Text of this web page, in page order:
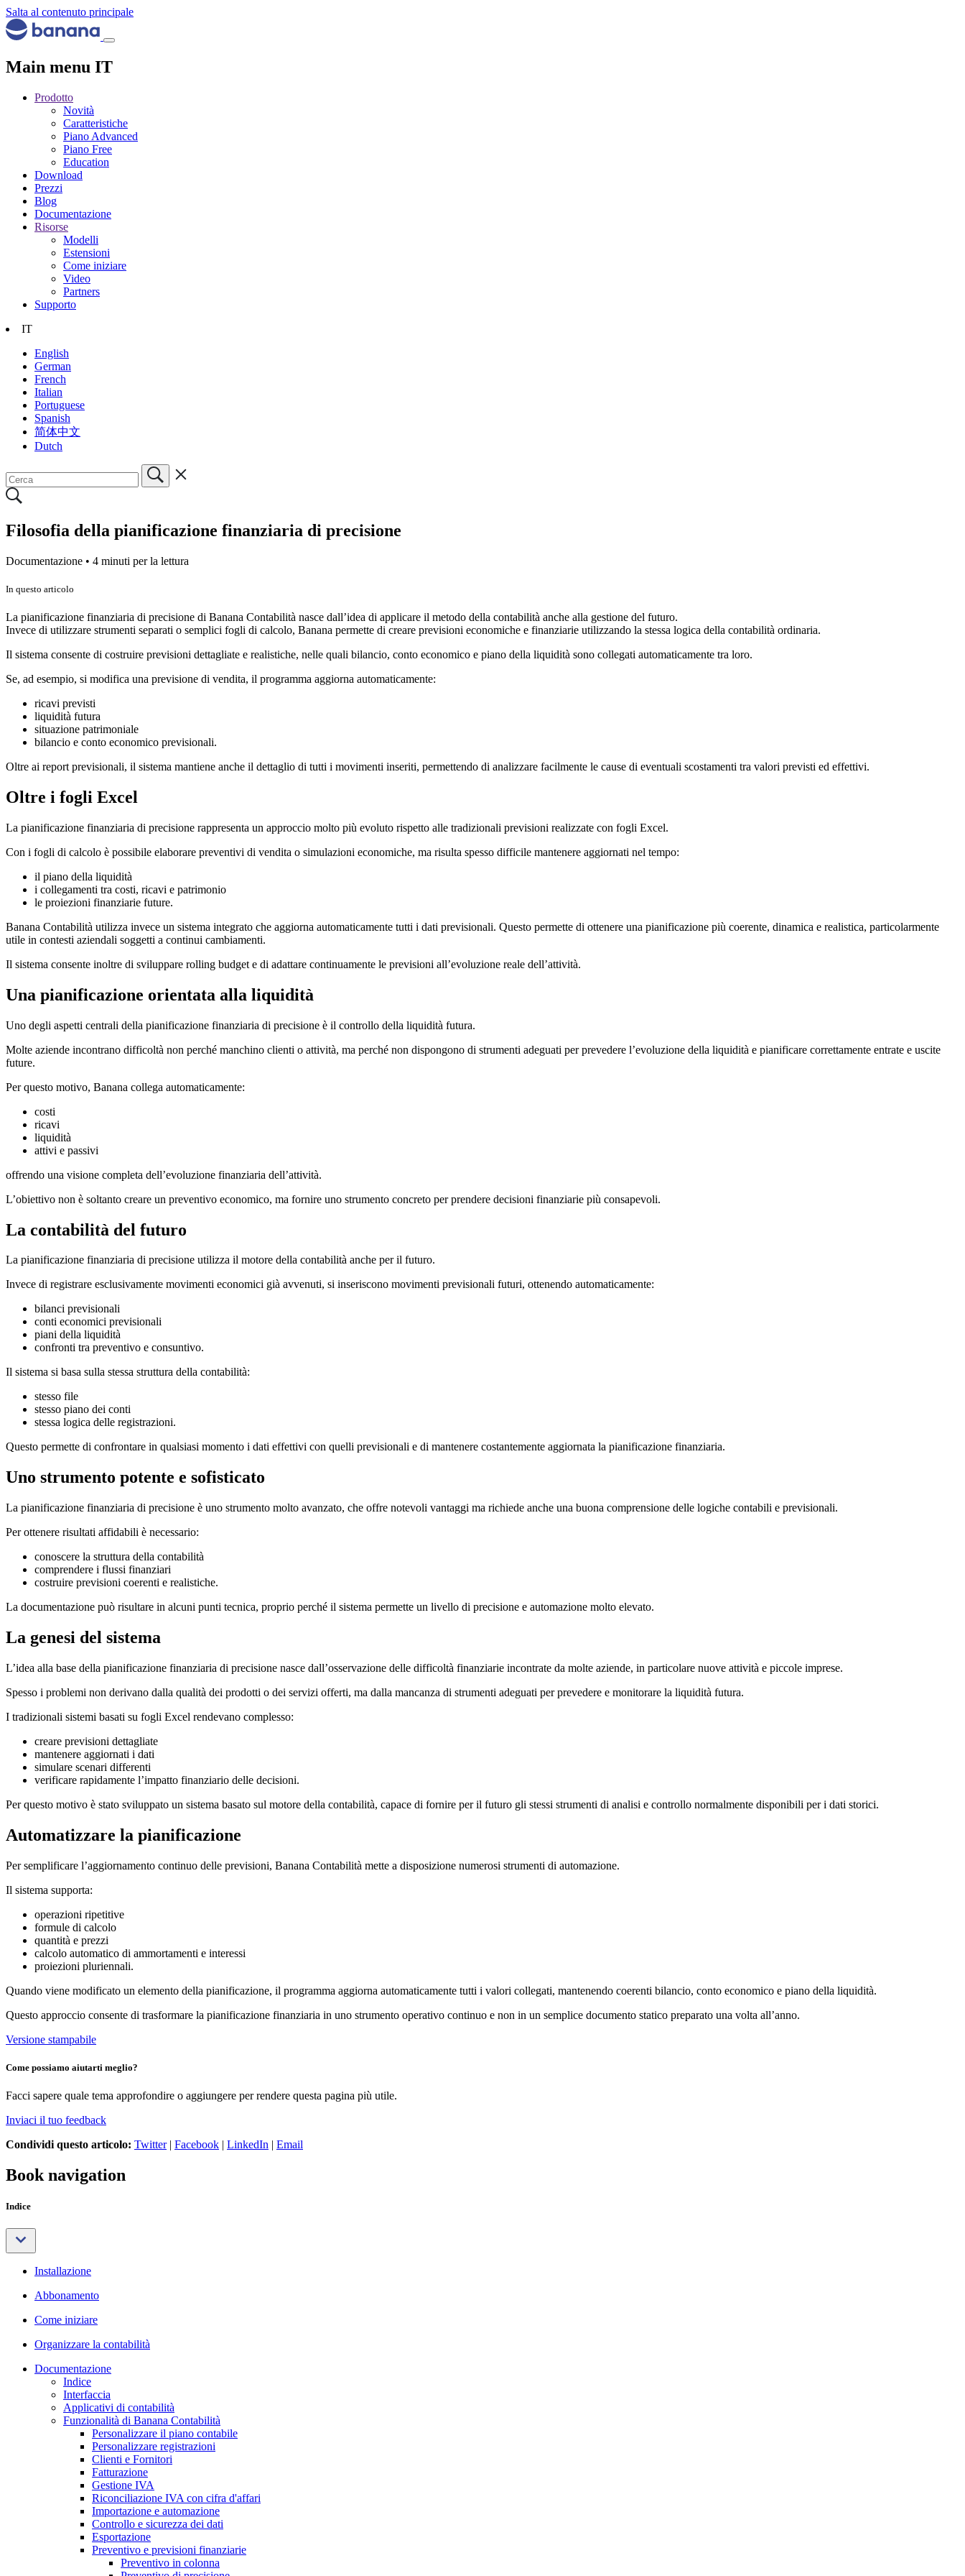
Salta al contenuto principale
Main menu IT
Prodotto
Novità
Caratteristiche
Piano Advanced
Piano Free
Education
Download
Prezzi
Blog
Documentazione
Risorse
Modelli
Estensioni
Come iniziare
Video
Partners
Supporto
IT
English
German
French
Italian
Portuguese
Spanish
简体中文
Dutch
Filosofia della pianificazione finanziaria di precisione
Documentazione • 4 minuti per la lettura
In questo articolo
La pianificazione finanziaria di precisione di Banana Contabilità nasce dall’idea di applicare il metodo della contabilità anche alla gestione del futuro.
Invece di utilizzare strumenti separati o semplici fogli di calcolo, Banana permette di creare previsioni economiche e finanziarie utilizzando la stessa logica della contabilità ordinaria.
Il sistema consente di costruire previsioni dettagliate e realistiche, nelle quali bilancio, conto economico e piano della liquidità sono collegati automaticamente tra loro.
Se, ad esempio, si modifica una previsione di vendita, il programma aggiorna automaticamente:
ricavi previsti
liquidità futura
situazione patrimoniale
bilancio e conto economico previsionali.
Oltre ai report previsionali, il sistema mantiene anche il dettaglio di tutti i movimenti inseriti, permettendo di analizzare facilmente le cause di eventuali scostamenti tra valori previsti ed effettivi.
Oltre i fogli Excel
La pianificazione finanziaria di precisione rappresenta un approccio molto più evoluto rispetto alle tradizionali previsioni realizzate con fogli Excel.
Con i fogli di calcolo è possibile elaborare preventivi di vendita o simulazioni economiche, ma risulta spesso difficile mantenere aggiornati nel tempo:
il piano della liquidità
i collegamenti tra costi, ricavi e patrimonio
le proiezioni finanziarie future.
Banana Contabilità utilizza invece un sistema integrato che aggiorna automaticamente tutti i dati previsionali. Questo permette di ottenere una pianificazione più coerente, dinamica e realistica, particolarmente
utile in contesti aziendali soggetti a continui cambiamenti.
Il sistema consente inoltre di sviluppare rolling budget e di adattare continuamente le previsioni all’evoluzione reale dell’attività.
Una pianificazione orientata alla liquidità
Uno degli aspetti centrali della pianificazione finanziaria di precisione è il controllo della liquidità futura.
Molte aziende incontrano difficoltà non perché manchino clienti o attività, ma perché non dispongono di strumenti adeguati per prevedere l’evoluzione della liquidità e pianificare correttamente entrate e uscite
future.
Per questo motivo, Banana collega automaticamente:
costi
ricavi
liquidità
attivi e passivi
offrendo una visione completa dell’evoluzione finanziaria dell’attività.
L’obiettivo non è soltanto creare un preventivo economico, ma fornire uno strumento concreto per prendere decisioni finanziarie più consapevoli.
La contabilità del futuro
La pianificazione finanziaria di precisione utilizza il motore della contabilità anche per il futuro.
Invece di registrare esclusivamente movimenti economici già avvenuti, si inseriscono movimenti previsionali futuri, ottenendo automaticamente:
bilanci previsionali
conti economici previsionali
piani della liquidità
confronti tra preventivo e consuntivo.
Il sistema si basa sulla stessa struttura della contabilità:
stesso file
stesso piano dei conti
stessa logica delle registrazioni.
Questo permette di confrontare in qualsiasi momento i dati effettivi con quelli previsionali e di mantenere costantemente aggiornata la pianificazione finanziaria.
Uno strumento potente e sofisticato
La pianificazione finanziaria di precisione è uno strumento molto avanzato, che offre notevoli vantaggi ma richiede anche una buona comprensione delle logiche contabili e previsionali.
Per ottenere risultati affidabili è necessario:
conoscere la struttura della contabilità
comprendere i flussi finanziari
costruire previsioni coerenti e realistiche.
La documentazione può risultare in alcuni punti tecnica, proprio perché il sistema permette un livello di precisione e automazione molto elevato.
La genesi del sistema
L’idea alla base della pianificazione finanziaria di precisione nasce dall’osservazione delle difficoltà finanziarie incontrate da molte aziende, in particolare nuove attività e piccole imprese.
Spesso i problemi non derivano dalla qualità dei prodotti o dei servizi offerti, ma dalla mancanza di strumenti adeguati per prevedere e monitorare la liquidità futura.
I tradizionali sistemi basati su fogli Excel rendevano complesso:
creare previsioni dettagliate
mantenere aggiornati i dati
simulare scenari differenti
verificare rapidamente l’impatto finanziario delle decisioni.
Per questo motivo è stato sviluppato un sistema basato sul motore della contabilità, capace di fornire per il futuro gli stessi strumenti di analisi e controllo normalmente disponibili per i dati storici.
Automatizzare la pianificazione
Per semplificare l’aggiornamento continuo delle previsioni, Banana Contabilità mette a disposizione numerosi strumenti di automazione.
Il sistema supporta:
operazioni ripetitive
formule di calcolo
quantità e prezzi
calcolo automatico di ammortamenti e interessi
proiezioni pluriennali.
Quando viene modificato un elemento della pianificazione, il programma aggiorna automaticamente tutti i valori collegati, mantenendo coerenti bilancio, conto economico e piano della liquidità.
Questo approccio consente di trasformare la pianificazione finanziaria in uno strumento operativo continuo e non in un semplice documento statico preparato una volta all’anno.
Versione stampabile
Come possiamo aiutarti meglio?
Facci sapere quale tema approfondire o aggiungere per rendere questa pagina più utile.
Inviaci il tuo feedback
Condividi questo articolo: Twitter| Facebook | LinkedIn | Email
Book navigation
Indice
Installazione
Abbonamento
Come iniziare
Organizzare la contabilità
Documentazione
Indice
Interfaccia
Applicativi di contabilità
Funzionalità di Banana Contabilità
Personalizzare il piano contabile
Personalizzare registrazioni
Clienti e Fornitori
Fatturazione
Gestione IVA
Riconciliazione IVA con cifra d'affari
Importazione e automazione
Controllo e sicurezza dei dati
Esportazione
Preventivo e previsioni finanziarie
Preventivo in colonna